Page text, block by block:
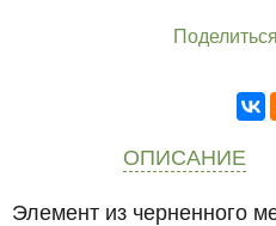
ОПИСАНИЕ
Элемент из черненного